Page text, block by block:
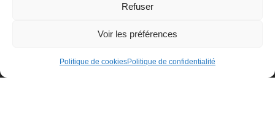
Refuser
Voir les préférences
Politique de cookiesPolitique de confidentialité
© Centre de ressources INTIMAGIR Grand Est – 124 rue de